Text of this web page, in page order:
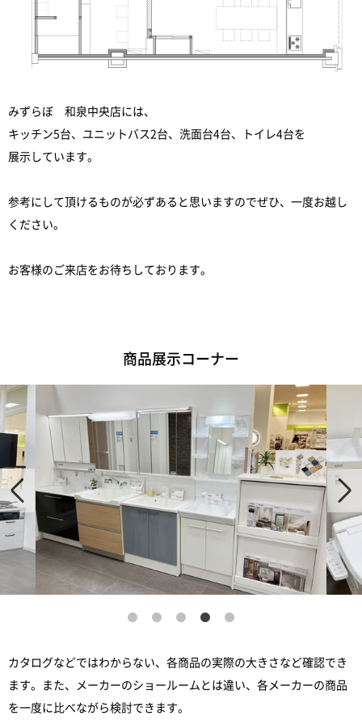
みずらぼ 和泉中央店には、
キッチン5台、ユニットバス2台、洗面台4台、トイレ4台を
展示しています。
参考にして頂けるものが必ずあると思いますのでぜひ、一度お越し
ください。
お客様のご来店をお待ちしております。
商品展示コーナー
カタログなどではわからない、各商品の実際の大きさなど確認でき
ます。また、メーカーのショールームとは違い、各メーカーの商品
を一度に比べながら検討できます。